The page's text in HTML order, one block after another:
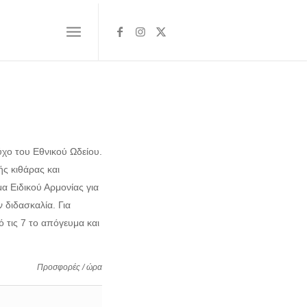
του Εθνικού Ωδείου.
κιθάρας και
Ειδικού Αρμονίας για
Για
τις 7 το απόγευμα και
Προσφορές / ώρα